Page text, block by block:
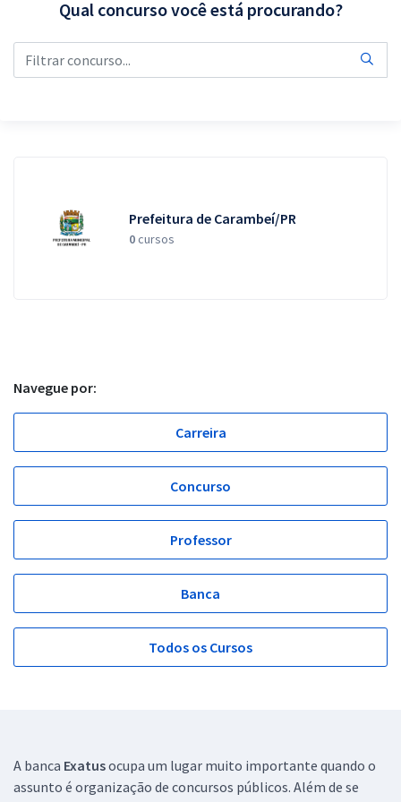
Conteúdo gratuito
Qual concurso você está procurando?
Prefeitura de Carambeí/PR
0cursos
Navegue por:
Carreira
Concurso
Professor
Banca
Todos os Cursos
A banca Exatusocupa um lugar muito importante quando o
assunto é organização de concursos públicos. Além de se